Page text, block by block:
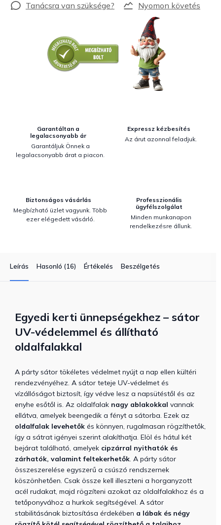
Nyomon követés
Garantáltan a
legalacsonyabb ár
Garantáljuk Önnek a
legalacsonyabb árat a piacon.
Expressz kézbesítés
Az árut azonnal feladjuk.
Biztonságos vásárlás
Megbízható üzlet vagyunk. Több
ezer elégedett vásárló.
Professzionális
ügyfélszolgálat
Minden munkanapon
rendelkezésre állunk.
Leírás Hasonló (16) Értékelés Beszélgetés
Egyedi kerti ünnepségekhez – sátor
UV-védelemmel és állítható
oldalfalakkal
A párty sátor tökéletes védelmet nyújt a nap ellen kültéri
rendezvényéhez. A sátor teteje UV-védelmet és
vízállóságot biztosít, így védve lesz a napsütéstől és az
enyhe esőtől is. Az oldalfalak nagy ablakokkal vannak
ellátva, amelyek beengedik a fényt a sátorba. Ezek az
oldalfalak levehetők és könnyen, rugalmasan rögzíthetők,
így a sátrat igényei szerint alakíthatja. Elöl és hátul két
bejárat található, amelyek cipzárral nyithatók és
zárhatók, valamint feltekerhetők. A párty sátor
összeszerelése egyszerű a csúszó rendszernek
köszönhetően. Csak össze kell illeszteni a horganyzott
acél rudakat, majd rögzíteni azokat az oldalfalakhoz és a
tetőponyvához a hurkok segítségével. A sátor
stabilitásának biztosítása érdekében a lábak és négy